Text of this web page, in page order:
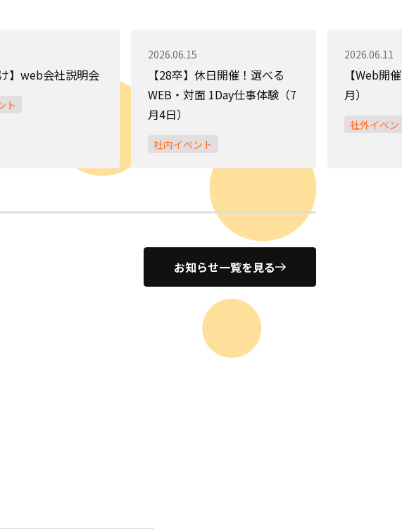
】web会社説明会
ト
2026.06.15
【28卒】休日開催！選べる
WEB・対面 1Day仕事体験（7
月4日）
社内イベント
2026.06.11
【Web開
月）
社外イベン
お知らせ一覧を見る